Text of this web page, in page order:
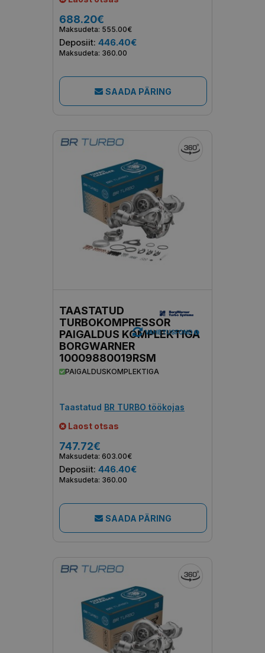
688.20€
Maksudeta: 555.00€
Deposiit: 446.40€
Maksudeta: 360.00
SAADA PÄRING
TAASTATUD
TURBOKOMPRESSOR
PAIGALDUS KOMPLEKTIGA
BORGWARNER
10009880019RSM
PAIGALDUSKOMPLEKTIGA
Taastatud BR TURBO töökojas
Laost otsas
747.72€
Maksudeta: 603.00€
Deposiit: 446.40€
Maksudeta: 360.00
VAHETUSFOND
SAADA PÄRING